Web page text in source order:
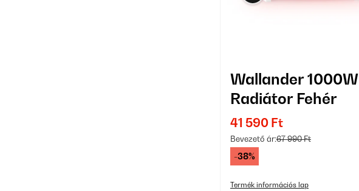
Wallander 1000W
Radiátor Fehér
41 590 Ft
Bevezető ár:67 990 Ft
-38%
Termék információs lap